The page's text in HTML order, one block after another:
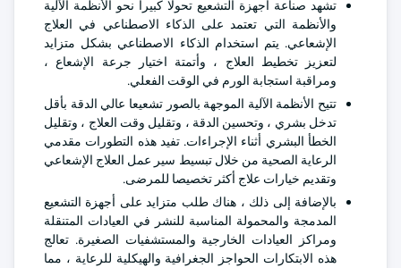
تشهد صناعة أجهزة التشعيع تحولا كبيرا نحو الأنظمة الآلية
والأنظمة التي تعتمد على الذكاء الاصطناعي في العلاج
الإشعاعي. يتم استخدام الذكاء الاصطناعي بشكل متزايد
لتعزيز تخطيط العلاج ، وأتمتة اختيار جرعة الإشعاع ،
ومراقبة استجابة الورم في الوقت الفعلي.
تتيح الأنظمة الآلية الموجهة بالصور تشعيعا عالي الدقة بأقل
تدخل بشري ، وتحسين الدقة ، وتقليل وقت العلاج ، وتقليل
الخطأ البشري أثناء الإجراءات. تفيد هذه التطورات مقدمي
الرعاية الصحية من خلال تبسيط سير عمل العلاج الإشعاعي
وتقديم خيارات علاج أكثر تخصيصا للمرضى.
بالإضافة إلى ذلك ، هناك طلب متزايد على أجهزة التشعيع
المدمجة والمحمولة المناسبة للنشر في العيادات المتنقلة
ومراكز العيادات الخارجية والمستشفيات الصغيرة. تعالج
هذه الابتكارات الحواجز الجغرافية والهيكلية للرعاية ، مما